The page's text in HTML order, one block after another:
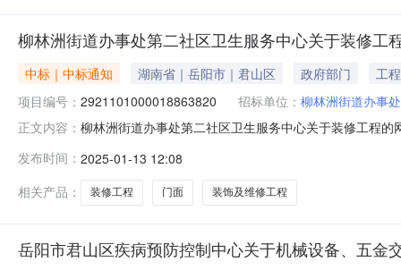
柳林洲街道办事处第二社区卫生服务中心关于装修工
中标｜中标通知 湖南省｜岳阳市｜君山区 政府部门
工程
项目编号： 2921101000018863820 招标单位： 柳林洲街道办事
正文内容： 柳林洲街道办事处第二社区卫生服务中心关于装修工程
码:430611项目所在行政区划名称:湖南省岳阳市君山区
发布时间： 2025-01-13 12:08
相关产品：
装修工程 门面 装饰及维修工程
岳阳市君山区疾病预防控制中心关于机械设备、五